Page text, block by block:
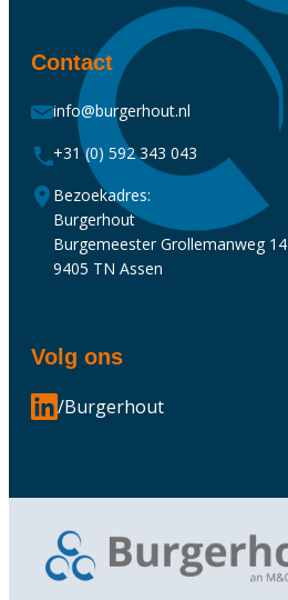
Contact
info@burgerhout.nl
+31 (0) 592 343 043
Bezoekadres:
Burgerhout
Burgemeester Grollemanweg 14
9405 TN Assen
Volg ons
/Burgerhout